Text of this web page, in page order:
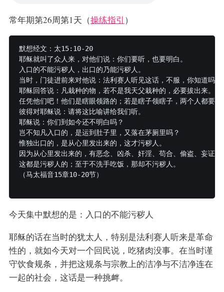
常年期第26周第1天（操练指引 ）
默想经文：太15:10-20
耶稣就叫了众人来，对他们说：你们要听，也要明白。
入口的不能污秽人，出口的乃能污秽人。
当时，门徒进前来对他说：法利赛人听见这话，不服，你知道吗？
耶稣回答说：凡栽种的物，若不是我天父栽种的，必要拔出来。
任凭他们吧！他们是瞎眼领路的；若是瞎子领瞎子，两个人都要掉
彼得对耶稣说：请将这比喻讲给我们听。
耶稣说：你们到如今还不明白吗？
岂不知凡入口的，是运到肚子里，又落在茅厕里吗？
惟独出口的，是从心里发出来的，这才污秽人。
因为从心里发出来的，有恶念、凶杀、奸淫、苟合、偷盗、妄证、
这都是污秽人的；至于不洗手吃饭，那却不污秽人。
（马太福音15章10-20节）
今天集中默想的是：入口的不能污秽人
耶稣的话在当时的犹太人，特别是法利赛人听来是革命
性的，就如今天对一个回民说，吃猪肉没事。在当时谨
守饮食规条，并把这规条与宗教上的洁净与不洁净连在
一起的社会，这话是一种挑衅。